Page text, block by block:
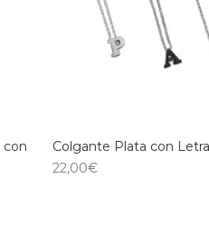
con
Colgante Plata con Letra
22,00€